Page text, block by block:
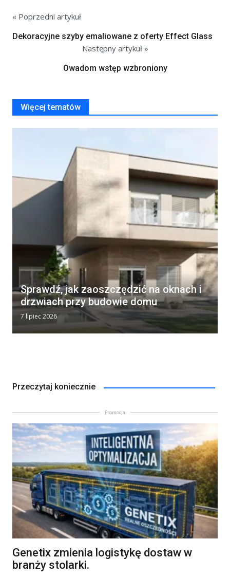
« Poprzedni artykuł
Dekoracyjne szyby emaliowane z oferty Effect Glass
Następny artykuł »
Owadom wstęp wzbroniony
Więcej tematów
Sprawdź, jak zaoszczędzić na oknach i
drzwiach przy budowie domu
7 lipiec 2026
Przeczytaj koniecznie
Promocja
Genetix zmienia logistykę dostaw w
branży stolarki.